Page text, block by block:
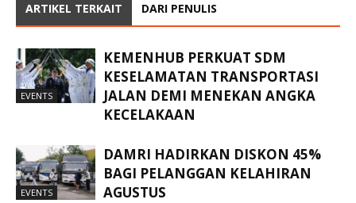
ARTIKEL TERKAIT DARI PENULIS
EVENTS
KEMENHUB PERKUAT SDM
KESELAMATAN TRANSPORTASI
JALAN DEMI MENEKAN ANGKA
KECELAKAAN
EVENTS
DAMRI HADIRKAN DISKON 45%
BAGI PELANGGAN KELAHIRAN
AGUSTUS